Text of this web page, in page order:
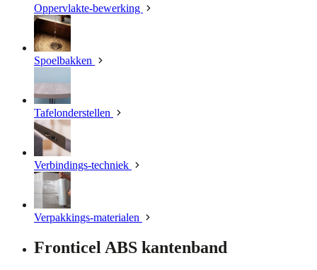
Oppervlakte-bewerking
Spoelbakken
Tafelonderstellen
Verbindings-techniek
Verpakkings-materialen
Fronticel ABS kantenband